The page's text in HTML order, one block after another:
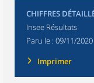
CHIFFRES
Insee Résultats
Paru le : 09/11/2020
Imprimer